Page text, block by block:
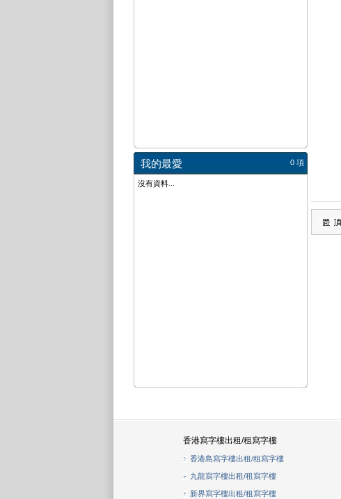
我的最愛 0 項
沒有資料...
香港寫字樓出租/租寫字樓
香港島寫字樓出租/租寫字樓
九龍寫字樓出租/租寫字樓
新界寫字樓出租/租寫字樓